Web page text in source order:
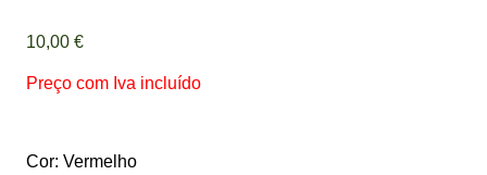
10,00 €
Preço com Iva incluído
Cor: Vermelho